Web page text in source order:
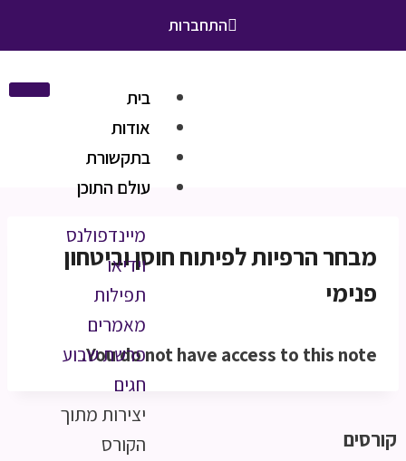
התחברות
בית
אודות
בתקשורת
עולם התוכן
מיינדפולנס
וידיאו
תפילות
מאמרים
פרשת שבוע
חגים
יצירות מתוך
הקורס
מבחר הרפיות לפיתוח חוסן וביטחון
פנימי
You do not have access to this note.
קורסים